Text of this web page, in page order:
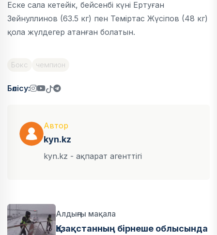
Еске сала кетейік, бейсенбі күні Ертуған
Зейнуллинов (63.5 кг) пен Теміртас Жүсіпов (48 кг)
қола жүлдегер атанған болатын.
Бокс чемпион
Бөлісу:
Автор
kyn.kz
kyn.kz - ақпарат агенттігі
Алдыңғы мақала
Қазақстанның бірнеше облысында